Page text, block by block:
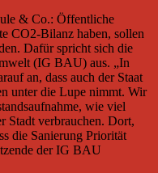
& Co.: Öffentliche
CO2-Bilanz haben, sollen
Dafür spricht sich die
(IG BAU) aus. „In
an, dass auch der Staat
unter die Lupe nimmt. Wir
wie viel
Stadt verbrauchen. Dort,
die Sanierung Priorität
der IG BAU